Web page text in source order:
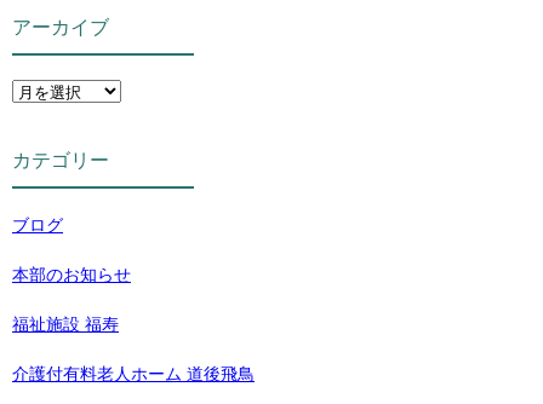
アーカイブ
カテゴリー
ブログ
本部のお知らせ
福祉施設 福寿
介護付有料老人ホーム 道後飛鳥